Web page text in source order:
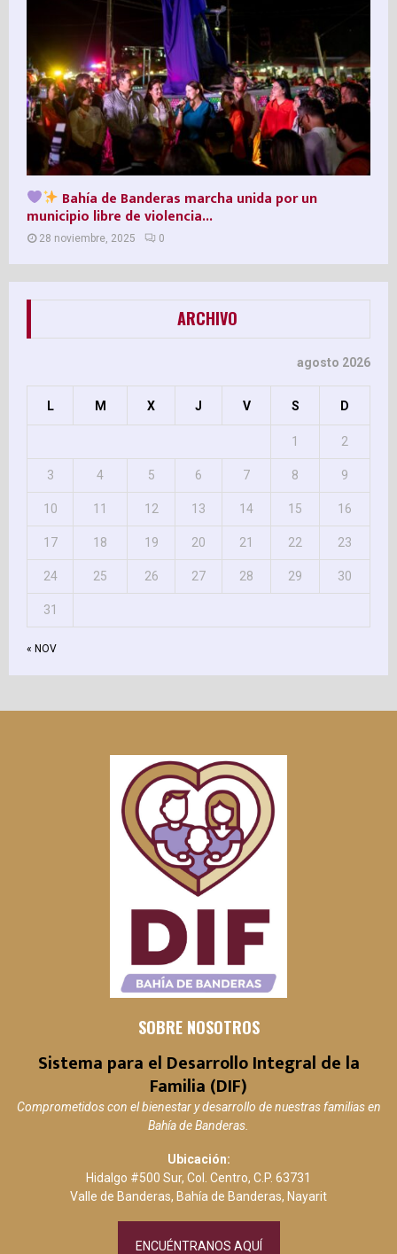
Bahía de Banderas marcha unida por un
municipio libre de violencia...
28 noviembre, 2025 0
ARCHIVO
agosto 2026
L M X J V S D
« NOV
1 2
3 4 5 6 7 8 9
10 11 12 13 14 15 16
17 18 19 20 21 22 23
24 25 26 27 28 29 30
31
SOBRE NOSOTROS
Sistema para el Desarrollo Integral de la
Familia (DIF)
Comprometidos con el bienestar y desarrollo de nuestras familias en
Bahía de Banderas.
Ubicación:
Hidalgo #500 Sur, Col. Centro, C.P. 63731
Valle de Banderas, Bahía de Banderas, Nayarit
ENCUÉNTRANOS AQUÍ